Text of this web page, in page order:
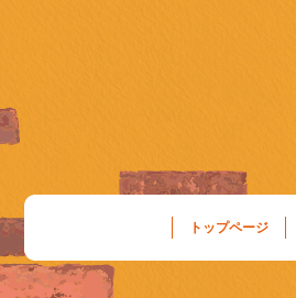
トップページ